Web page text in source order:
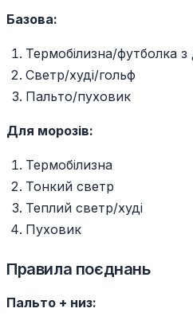
Базова:
Термобілизна/футболка
Светр/худі/гольф
Пальто/пуховик
Для морозів:
Термобілизна
Тонкий светр
Теплий светр/худі
Пуховик
Правила поєднань
Пальто + низ: